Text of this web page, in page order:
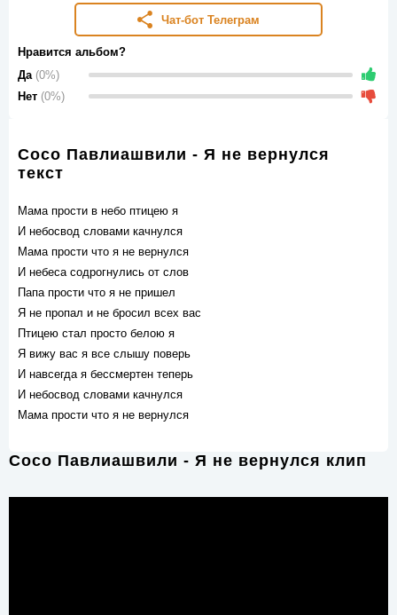
Чат-бот Телеграм
Нравится альбом?
Да (0%)
Нет (0%)
Сосо Павлиашвили - Я не вернулся
текст
Мама прости в небо птицею я
И небосвод словами качнулся
Мама прости что я не вернулся
И небеса содрогнулись от слов
Папа прости что я не пришел
Я не пропал и не бросил всех вас
Птицею стал просто белою я
Я вижу вас я все слышу поверь
И навсегда я бессмертен теперь
И небосвод словами качнулся
Мама прости что я не вернулся
Сосо Павлиашвили - Я не вернулся клип